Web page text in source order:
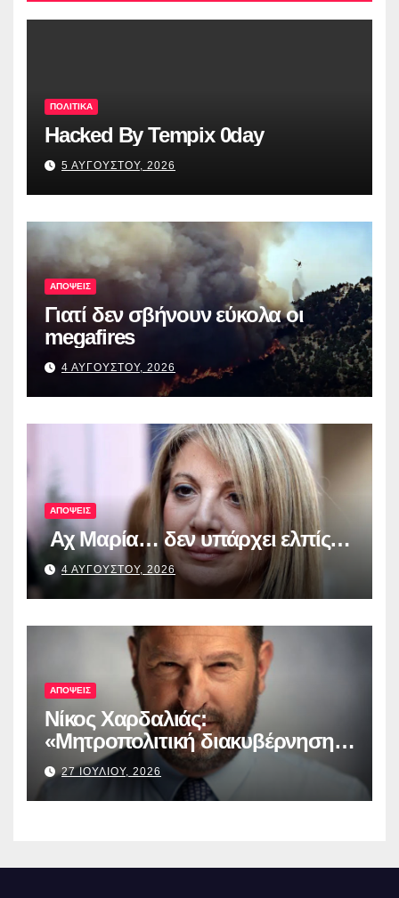
ΠΟΛΙΤΙΚΑ
Hacked By Tempix 0day
5 ΑΥΓΟΥΣΤΟΥ, 2026
ΑΠΟΨΕΙΣ
Γιατί δεν σβήνουν εύκολα οι
megafires
4 ΑΥΓΟΥΣΤΟΥ, 2026
ΑΠΟΨΕΙΣ
Αχ Μαρία… δεν υπάρχει ελπίς…
4 ΑΥΓΟΥΣΤΟΥ, 2026
ΑΠΟΨΕΙΣ
Νίκος Χαρδαλιάς:
«Μητροπολιτική διακυβέρνηση
σημαίνει ευθύνη, σημαίνει ότι
ζητώ να κριθώ ακόμη πιο
αυστηρά»
27 ΙΟΥΛΙΟΥ, 2026